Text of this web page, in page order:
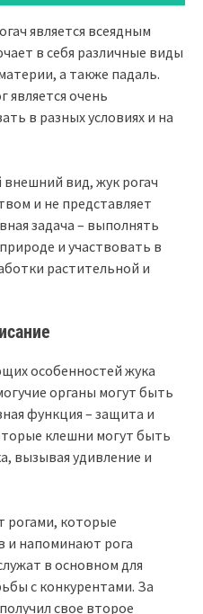
является всеядным
в себя различные виды
а также падаль.
является очень
в разных условиях и на
вид, жук рогач
и не представляет
задача – выполнять
и участвовать в
растительной и
особенностей жука
органы могут быть
функция – защита и
клешни могут быть
вызывая удивление и
рогами, которые
и напоминают рога
в основном для
с конкурентами. За
свое второе